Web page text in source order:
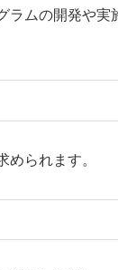
ラムの開発や実
められます。